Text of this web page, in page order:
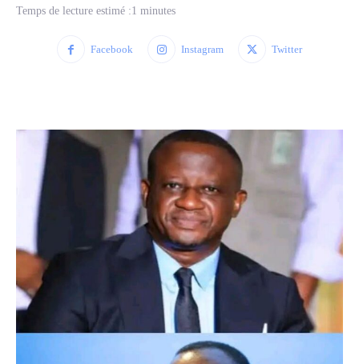
Temps de lecture estimé :1 minutes
Facebook Instagram Twitter